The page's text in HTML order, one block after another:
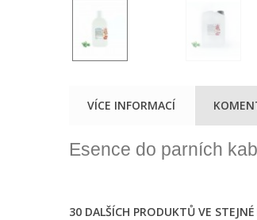
VÍCE INFORMACÍ
Esence do parních
30 DALŠÍCH PRODUKTŮ VE